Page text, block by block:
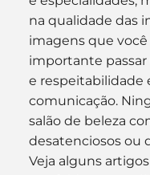
na qualidade das
imagens que
importante
e respeitabilidade
comunicação.
salão de beleza
desatenciosos ou
Veja alguns